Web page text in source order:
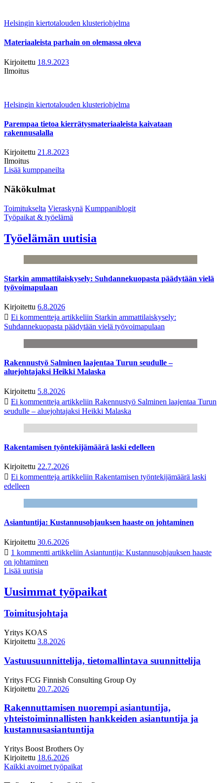
Helsingin kiertotalouden klusteriohjelma
Materiaaleista parhain on olemassa oleva
Kirjoitettu 18.9.2023
Ilmoitus
Helsingin kiertotalouden klusteriohjelma
Parempaa tietoa kierrätysmateriaaleista kaivataan
rakennusalalla
Kirjoitettu 21.8.2023
Ilmoitus
Lisää kumppaneilta
Näkökulmat
Toimitukselta Vieraskynä Kumppaniblogit
Työpaikat & työelämä
Työelämän uutisia
Starkin ammattilaiskysely: Suhdannekuopasta päädytään vielä
työvoimapulaan
Kirjoitettu 6.8.2026
Ei kommentteja artikkeliin Starkin ammattilaiskysely:
Suhdannekuopasta päädytään vielä työvoimapulaan
Rakennustyö Salminen laajentaa Turun seudulle –
aluejohtajaksi Heikki Malaska
Kirjoitettu 5.8.2026
Ei kommentteja artikkeliin Rakennustyö Salminen laajentaa Turun
seudulle – aluejohtajaksi Heikki Malaska
Rakentamisen työntekijämäärä laski edelleen
Kirjoitettu 22.7.2026
Ei kommentteja artikkeliin Rakentamisen työntekijämäärä laski
edelleen
Asiantuntija: Kustannusohjauksen haaste on johtaminen
Kirjoitettu 30.6.2026
1 kommentti artikkeliin Asiantuntija: Kustannusohjauksen haaste
on johtaminen
Lisää uutisia
Uusimmat työpaikat
Toimitusjohtaja
Yritys KOAS
Kirjoitettu 3.8.2026
Vastuusuunnittelija, tietomallintava suunnittelija
Yritys FCG Finnish Consulting Group Oy
Kirjoitettu 20.7.2026
Rakennuttamisen nuorempi asiantuntija,
yhteistoiminnallisten hankkeiden asiantuntija ja
kustannusasiantuntija
Yritys Boost Brothers Oy
Kirjoitettu 18.6.2026
Kaikki avoimet työpaikat